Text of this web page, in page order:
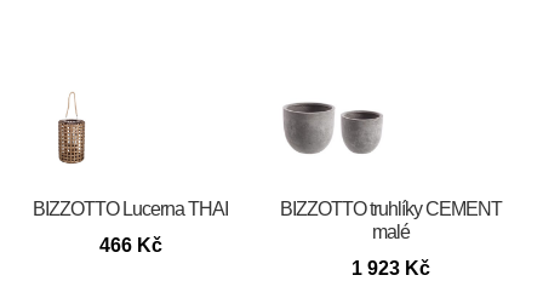
BIZZOTTO Lucerna THAI
466 Kč
BIZZOTTO truhlíky CEMENT
malé
1 923 Kč